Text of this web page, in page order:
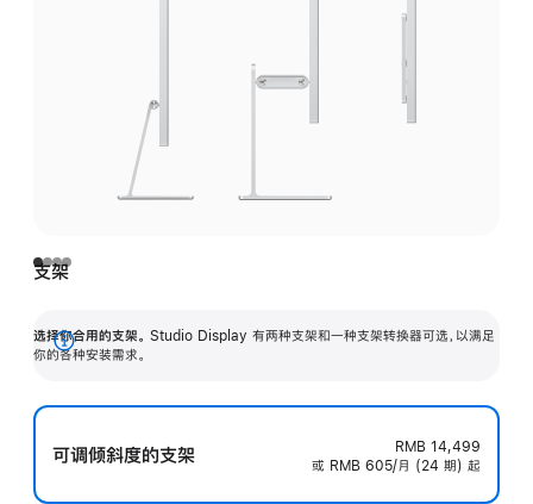
支架
选择你合用的支架。 Studio Display 有两种支架和一种支架转换器可选，以满足
你的各种安装需求。
展
可调倾斜度的支架
RMB 14,499
或 RMB 605/月 (24 期) 起